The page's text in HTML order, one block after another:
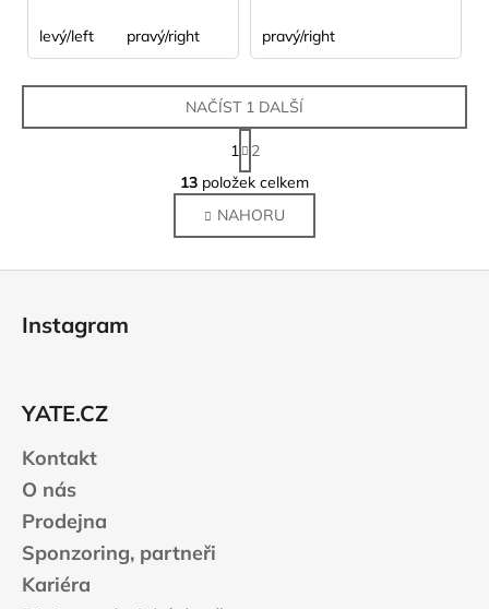
levý/left pravý/right pravý/right
O
v
l
á
d
NAČÍST 1 DALŠÍ
S
t
r
á
n
k
1
2
13 položek celkem
NAHORU
Instagram
YATE.CZ
Kontakt
O nás
Prodejna
Sponzoring, partneři
Kariéra